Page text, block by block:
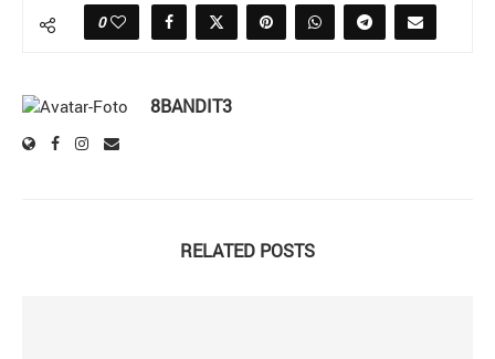
0
8BANDIT3
RELATED POSTS